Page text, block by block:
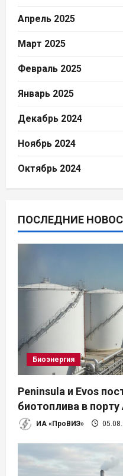
Апрель 2025
Март 2025
Февраль 2025
Январь 2025
Декабрь 2024
Ноябрь 2024
Октябрь 2024
ПОСЛЕДНИЕ
Биоэнергия
Peninsula и Evos
биотоплива в
ИА «ПроВИЭ»